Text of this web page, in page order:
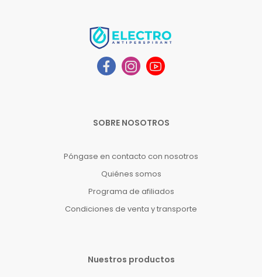
SOBRE NOSOTROS
Póngase en contacto con nosotros
Quiénes somos
Programa de afiliados
Condiciones de venta y transporte
Nuestros productos